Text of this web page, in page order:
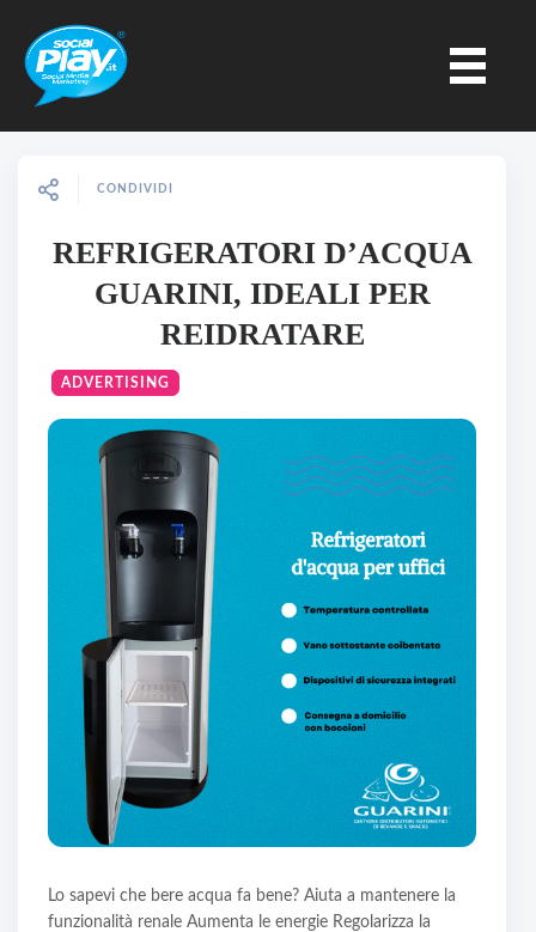
CONDIVIDI
REFRIGERATORI D’ACQUA
GUARINI, IDEALI PER
REIDRATARE
ADVERTISING
Lo sapevi che bere acqua fa bene? Aiuta a mantenere la
funzionalità renale Aumenta le energie Regolarizza la